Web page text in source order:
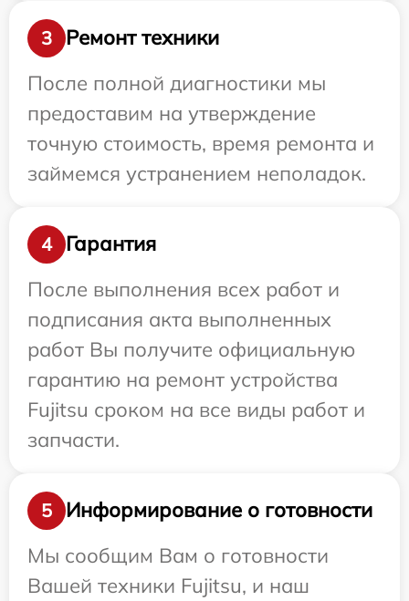
3
Ремонт техники
После полной диагностики мы
предоставим на утверждение
точную стоимость, время ремонта и
займемся устранением неполадок.
4
Гарантия
После выполнения всех работ и
подписания акта выполненных
работ Вы получите официальную
гарантию на ремонт устройства
Fujitsu сроком на все виды работ и
запчасти.
5
Информирование о готовности
Мы сообщим Вам о готовности
Вашей техники Fujitsu, и наш